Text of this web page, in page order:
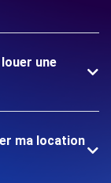
une
ma location